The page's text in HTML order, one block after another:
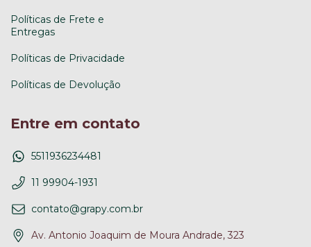
Políticas de Frete e
Entregas
Políticas de Privacidade
Políticas de Devolução
Entre em contato
5511936234481
11 99904-1931
contato@grapy.com.br
Av. Antonio Joaquim de Moura Andrade, 323